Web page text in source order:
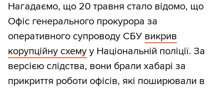
Нагадаємо, що 20 травня стало відомо, що
Офіс генерального прокурора за
оперативного супроводу СБУ викрив
корупційну схему у Національній поліції. За
версією слідства, вони брали хабарі за
прикриття роботи офісів, які поширювали в